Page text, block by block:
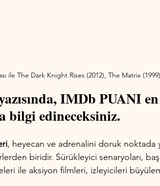
ile The Dark Knight Rises (2012), The Matrix
IMDb PUANI
bilgi edineceksiniz.
, heyecan ve adrenalini doruk noktada
biridir. Sürükleyici senaryoları,
ile aksiyon filmleri, izleyicileri